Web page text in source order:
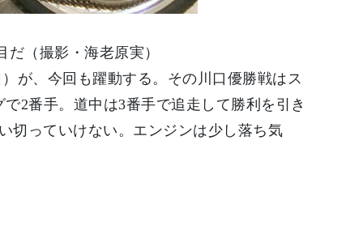
（撮影・海老原実）
が、今回も躍動する。その川口優勝戦はス
2番手。道中は3番手で追走して勝利を引き
切っていけない。エンジンは少し落ち気